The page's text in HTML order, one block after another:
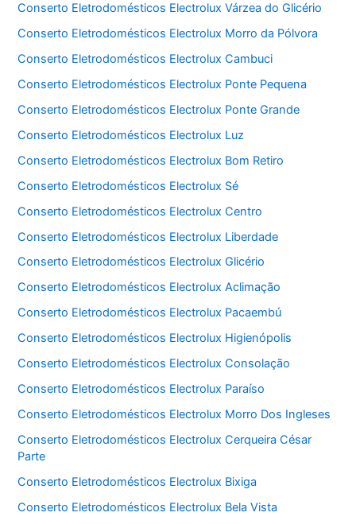
Conserto Eletrodomésticos Electrolux Várzea do Glicério
Conserto Eletrodomésticos Electrolux Morro da Pólvora
Conserto Eletrodomésticos Electrolux Cambuci
Conserto Eletrodomésticos Electrolux Ponte Pequena
Conserto Eletrodomésticos Electrolux Ponte Grande
Conserto Eletrodomésticos Electrolux Luz
Conserto Eletrodomésticos Electrolux Bom Retiro
Conserto Eletrodomésticos Electrolux Sé
Conserto Eletrodomésticos Electrolux Centro
Conserto Eletrodomésticos Electrolux Liberdade
Conserto Eletrodomésticos Electrolux Glicério
Conserto Eletrodomésticos Electrolux Aclimação
Conserto Eletrodomésticos Electrolux Pacaembú
Conserto Eletrodomésticos Electrolux Higienópolis
Conserto Eletrodomésticos Electrolux Consolação
Conserto Eletrodomésticos Electrolux Paraíso
Conserto Eletrodomésticos Electrolux Morro Dos Ingleses
Conserto Eletrodomésticos Electrolux Cerqueira César
Parte
Conserto Eletrodomésticos Electrolux Bixiga
Conserto Eletrodomésticos Electrolux Bela Vista